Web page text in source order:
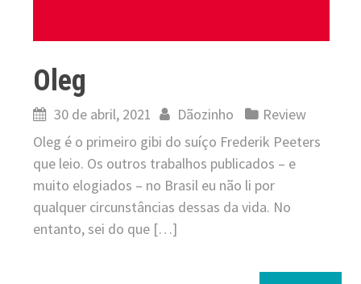
Oleg
30 de abril, 2021 Dãozinho
Review
Oleg é o primeiro gibi do suíço Frederik Peeters
que leio. Os outros trabalhos publicados – e
muito elogiados – no Brasil eu não li por
qualquer circunstâncias dessas da vida. No
entanto, sei do que […]